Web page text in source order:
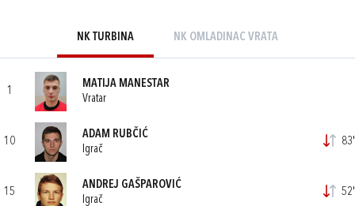
NK TURBINA NK OMLADINAC VRATA
1
MATIJA MANESTAR
Vratar
10
ADAM RUBČIĆ
Igrač
83'
15
ANDREJ GAŠPAROVIĆ
Igrač
52'